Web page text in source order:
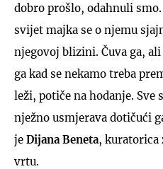
dobro prošlo, odahnuli
svijet majka se o njemu
njegovoj blizini. Čuva ga,
ga kad se nekamo treba
leži, potiče na hodanje. Sve
nježno usmjerava dotičući
je Dijana Beneta, kuratorica
vrtu.